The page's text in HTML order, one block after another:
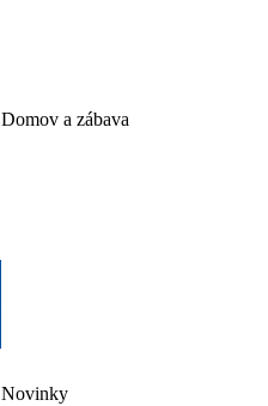
Domov a zábava
Novinky